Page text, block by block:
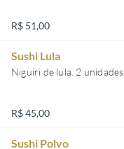
R$ 51,00
Sushi Lula
Niguiri de lula. 2 unidades.
R$ 45,00
Sushi Polvo